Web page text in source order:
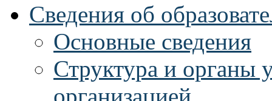
Сведения об
Основные сведения
Структура и органы
организацией